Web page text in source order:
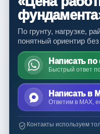
По грунту, нагрузке,
понятный ориентир
Написать
Быстрый ответ
Написать в
Ответим в MAX,
Контакты используем